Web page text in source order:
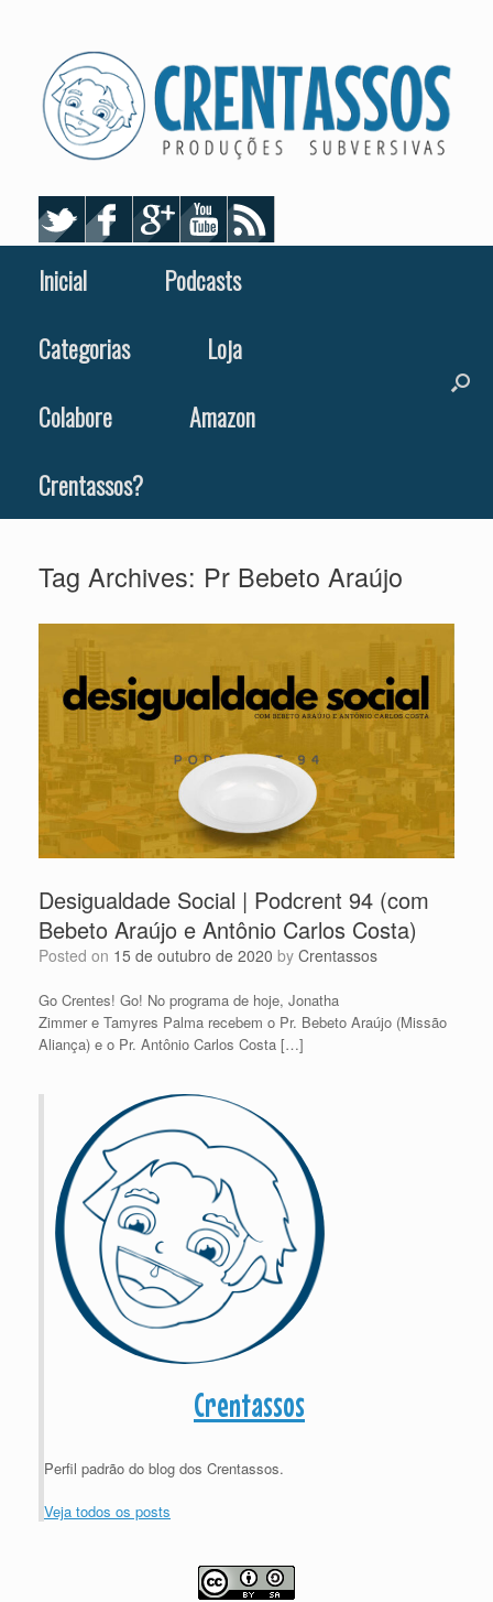
Inicial
Podcasts
Categorias
Loja
Colabore
Amazon
Crentassos?
Tag Archives: Pr Bebeto Araújo
Desigualdade Social | Podcrent 94 (com
Bebeto Araújo e Antônio Carlos Costa)
Posted on 15 de outubro de 2020 by Crentassos
Go Crentes! Go! No programa de hoje, Jonatha
Zimmer e Tamyres Palma recebem o Pr. Bebeto Araújo (Missão
Aliança) e o Pr. Antônio Carlos Costa […]
Crentassos
Perfil padrão do blog dos Crentassos.
Veja todos os posts